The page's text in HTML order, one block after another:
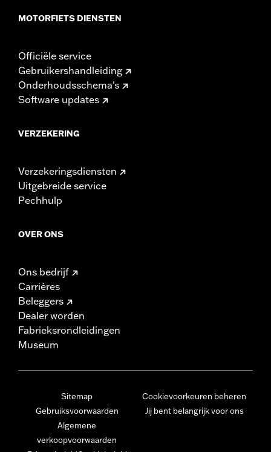
MOTORFIETS DIENSTEN
Officiële service
Gebruikershandleiding
Onderhoudsschema's
Software updates
VERZEKERING
Verzekeringsdiensten
Uitgebreide service
Pechhulp
OVER ONS
Ons bedrijf
Carrières
Beleggers
Dealer worden
Fabrieksrondleidingen
Museum
Sitemap
Gebruiksvoorwaarden
Algemene
verkoopvoorwaarden
Cookievoorkeuren beheren
Jij bent belangrijk voor ons